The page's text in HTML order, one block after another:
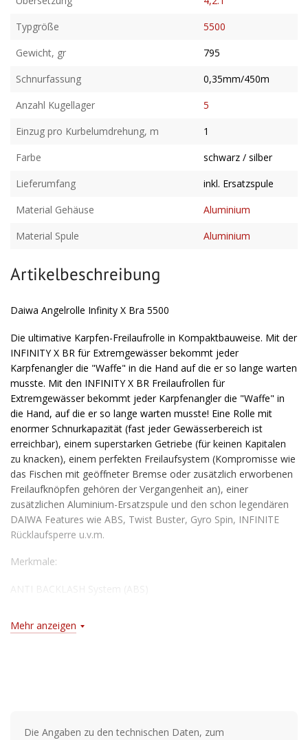
Typgröße
5500
Gewicht, gr
795
Schnurfassung
0,35mm/450m
Anzahl Kugellager
5
Einzug pro Kurbelumdrehung, m
1
Farbe
schwarz / silber
Lieferumfang
inkl. Ersatzspule
Material Gehäuse
Aluminium
Material Spule
Aluminium
Artikelbeschreibung
Daiwa Angelrolle Infinity X Bra 5500
Die ultimative Karpfen-Freilaufrolle in Kompaktbauweise. Mit der
INFINITY X BR für Extremgewässer bekommt jeder
Karpfenangler die "Waffe" in die Hand auf die er so lange warten
musste. Mit den INFINITY X BR Freilaufrollen für
Extremgewässer bekommt jeder Karpfenangler die "Waffe" in
die Hand, auf die er so lange warten musste! Eine Rolle mit
enormer Schnurkapazität (fast jeder Gewässerbereich ist
erreichbar), einem superstarken Getriebe (für keinen Kapitalen
zu knacken), einem perfekten Freilaufsystem (Kompromisse wie
das Fischen mit geöffneter Bremse oder zusätzlich erworbenen
Freilaufknöpfen gehören der Vergangenheit an), einer
zusätzlichen Aluminium-Ersatzspule und den schon legendären
DAIWA Features wie ABS, Twist Buster, Gyro Spin, INFINITE
Rücklaufsperre u.v.m.
Merkmale:
Mehr anzeigen
Die Angaben zu den technischen Daten, zum